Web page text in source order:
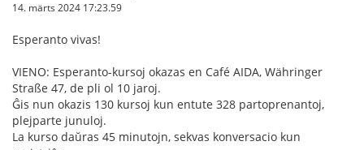
14. märts 2024 17:23.59
Esperanto vivas!
VIENO: Esperanto-kursoj okazas en Café AIDA, Währinger
Straße 47, de pli ol 10 jaroj.
Ĝis nun okazis 130 kursoj kun entute 328 partoprenantoj,
plejparte junuloj.
La kurso daŭras 45 minutojn, sekvas konversacio kun